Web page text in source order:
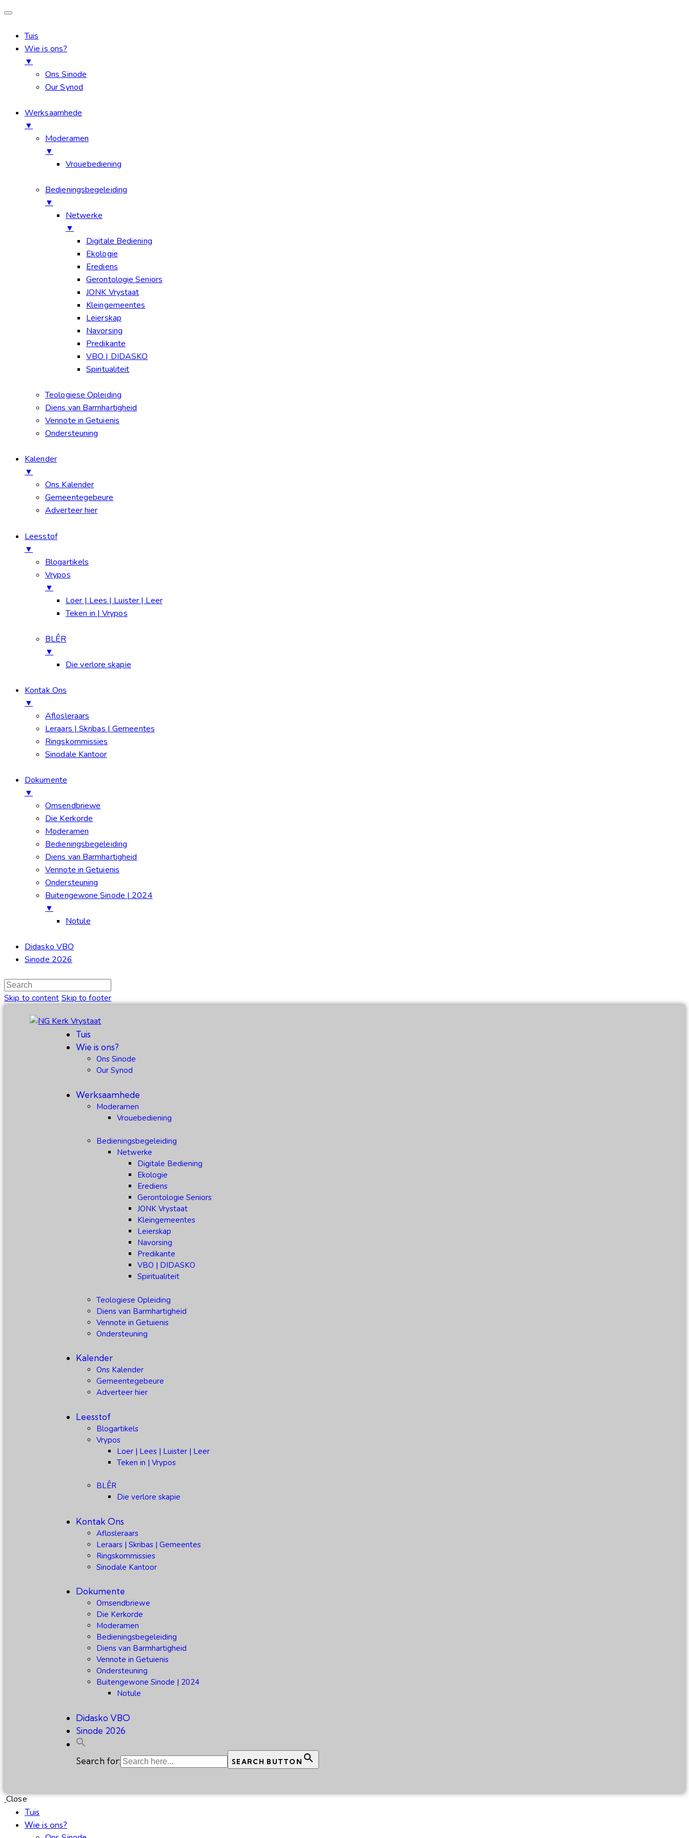
Tuis
Wie is ons?
▼
Ons Sinode
Our Synod
Werksaamhede
▼
Moderamen
▼
Vrouebediening
Bedieningsbegeleiding
▼
Netwerke
▼
Digitale Bediening
Ekologie
Erediens
Gerontologie Seniors
JONK Vrystaat
Kleingemeentes
Leierskap
Navorsing
Predikante
VBO | DIDASKO
Spiritualiteit
Teologiese Opleiding
Diens van Barmhartigheid
Vennote in Getuienis
Ondersteuning
Kalender
▼
Ons Kalender
Gemeentegebeure
Adverteer hier
Leesstof
▼
Blogartikels
Vrypos
▼
Loer | Lees | Luister | Leer
Teken in | Vrypos
BLÊR
▼
Die verlore skapie
Kontak Ons
▼
Aflosleraars
Leraars | Skribas | Gemeentes
Ringskommissies
Sinodale Kantoor
Dokumente
▼
Omsendbriewe
Die Kerkorde
Moderamen
Bedieningsbegeleiding
Diens van Barmhartigheid
Vennote in Getuienis
Ondersteuning
Buitengewone Sinode | 2024
▼
Notule
Didasko VBO
Sinode 2026
Skip to content Skip to footer
Tuis
Wie is ons?
Ons Sinode
Our Synod
Werksaamhede
Moderamen
Vrouebediening
Bedieningsbegeleiding
Netwerke
Digitale Bediening
Ekologie
Erediens
Gerontologie Seniors
JONK Vrystaat
Kleingemeentes
Leierskap
Navorsing
Predikante
VBO | DIDASKO
Spiritualiteit
Teologiese Opleiding
Diens van Barmhartigheid
Vennote in Getuienis
Ondersteuning
Kalender
Ons Kalender
Gemeentegebeure
Adverteer hier
Leesstof
Blogartikels
Vrypos
Loer | Lees | Luister | Leer
Teken in | Vrypos
BLÊR
Die verlore skapie
Kontak Ons
Aflosleraars
Leraars | Skribas | Gemeentes
Ringskommissies
Sinodale Kantoor
Dokumente
Omsendbriewe
Die Kerkorde
Moderamen
Bedieningsbegeleiding
Diens van Barmhartigheid
Vennote in Getuienis
Ondersteuning
Buitengewone Sinode | 2024
Notule
Didasko VBO
Sinode 2026
Search for: SEARCH BUTTON
Close
Tuis
Wie is ons?